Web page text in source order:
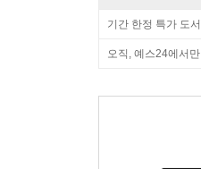
기간 한정 특가 도서
오직, 예스24에서만